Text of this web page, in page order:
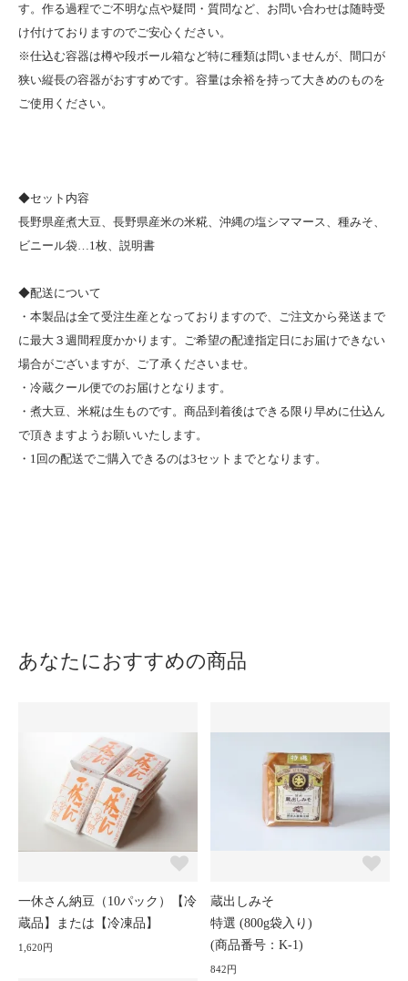
す。作る過程でご不明な点や疑問・質問など、お問い合わせは随時受
け付けておりますのでご安心ください。
※仕込む容器は樽や段ボール箱など特に種類は問いませんが、間口が
狭い縦長の容器がおすすめです。容量は余裕を持って大きめのものを
ご使用ください。
◆セット内容
長野県産煮大豆、長野県産米の米糀、沖縄の塩シママース、種みそ、
ビニール袋…1枚、説明書
◆配送について
・本製品は全て受注生産となっておりますので、ご注文から発送まで
に最大３週間程度かかります。ご希望の配達指定日にお届けできない
場合がございますが、ご了承くださいませ。
・冷蔵クール便でのお届けとなります。
・煮大豆、米糀は生ものです。商品到着後はできる限り早めに仕込ん
で頂きますようお願いいたします。
・1回の配送でご購入できるのは3セットまでとなります。
あなたにおすすめの商品
一休さん納豆（10パック）【冷
蔵品】または【冷凍品】
1,620円
蔵出しみそ
特選 (800g袋入り)
(商品番号：K-1)
842円